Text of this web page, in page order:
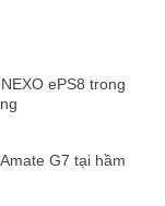
VUE’s
single element
applied our most
improvements
From precision
materials and
ePS8 trong
G7 tại hầm